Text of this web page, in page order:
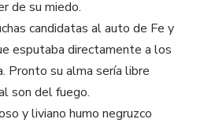
de su miedo.
candidatas al auto de Fe y
esputaba directamente a los
Pronto su alma sería libre
son del fuego.
y liviano humo negruzco